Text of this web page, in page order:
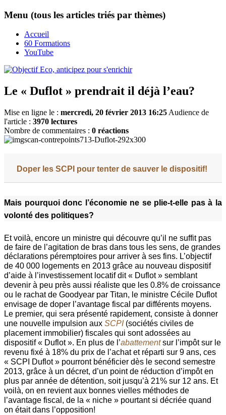
Menu (tous les articles triés par thèmes)
Accueil
60 Formations
YouTube
Le « Duflot » prendrait il déjà l’eau?
Mise en ligne le : mercredi, 20 février 2013 16:25 Audience de
l'article : 3970 lectures
Nombre de commentaires : 0 réactions
Doper les SCPI pour tenter de sauver le dispositif!
Mais pourquoi donc l’économie ne se plie-t-elle pas à la
volonté des politiques?
Et voilà, encore un ministre qui découvre qu’il ne suffit pas
de faire de l’agitation de bras dans tous les sens, de grandes
déclarations péremptoires pour arriver à ses fins. L’objectif
de 40 000 logements en 2013 grâce au nouveau dispositif
d’aide à l’investissement locatif dit « Duflot » semblant
devenir à peu près aussi réaliste que les 0.8% de croissance
ou le rachat de Goodyear par Titan, le ministre Cécile Duflot
envisage de doper l’avantage fiscal par différents moyens.
Le premier, qui sera présenté rapidement, consiste à donner
une nouvelle impulsion aux SCPI(sociétés civiles de
placement immobilier) fiscales qui sont adossées au
dispositif « Duflot ». En plus de l’abattementsur l’impôt sur le
revenu fixé à 18% du prix de l’achat et réparti sur 9 ans, ces
« SCPI Duflot » pourront bénéficier dès le second semestre
2013, grâce à un décret, d’un point de réduction d’impôt en
plus par année de détention, soit jusqu’à 21% sur 12 ans. Et
voilà, on en revient aux bonnes vielles méthodes de
l’avantage fiscal, de la « niche » pourtant si décriée quand
on était dans l’opposition!